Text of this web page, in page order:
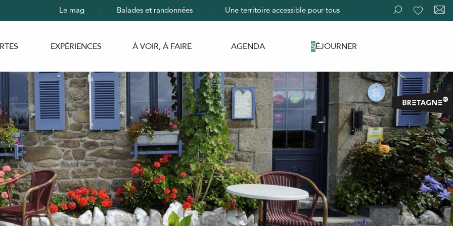
Recherche
Le mag Balades et randonnées Une territoire accessible pour tous
EXPÉRIENCES À VOIR, À FAIRE AGENDA SÉJOURNER